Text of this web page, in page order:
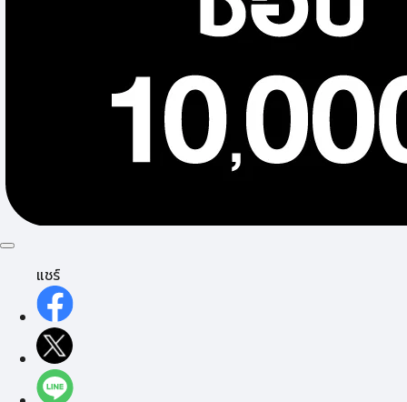
แชร์